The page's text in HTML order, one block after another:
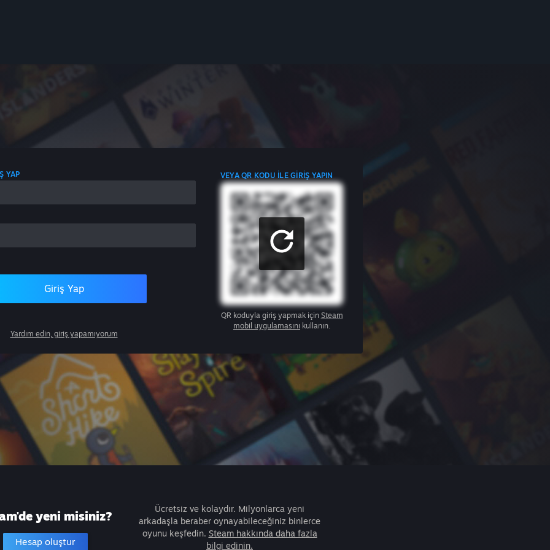
YAP
Giriş Yap
Yardım edin, giriş yapamıyorum
VEYA QR KODU ILE GIRIŞ YAPIN
QR koduyla giriş yapmak için Steam
mobil uygulamasını kullanın.
yeni misiniz?
Hesap oluştur
Ücretsiz ve kolaydır. Milyonlarca yeni
arkadaşla beraber oynayabileceğiniz binlerce
oyunu keşfedin. Steam hakkında daha fazla
bilgi edinin.